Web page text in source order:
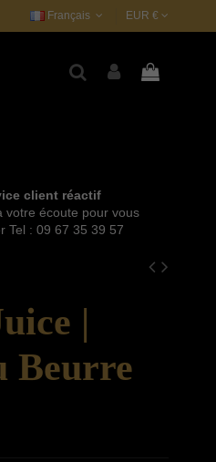
Français EUR €
client réactif
votre écoute pour vous
Tel : 09 67 35 39 57
|
Beurre